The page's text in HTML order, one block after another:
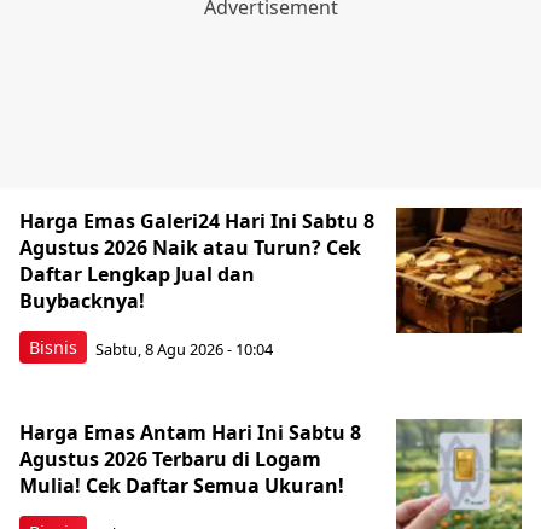
Bisnis
Harga Emas Galeri24 Hari Ini Sabtu 8
Agustus 2026 Naik atau Turun? Cek
Daftar Lengkap Jual dan
Buybacknya!
Sabtu, 8 Agu 2026 - 10:04
Harga Emas Antam Hari Ini Sabtu 8
Agustus 2026 Terbaru di Logam
Mulia! Cek Daftar Semua Ukuran!